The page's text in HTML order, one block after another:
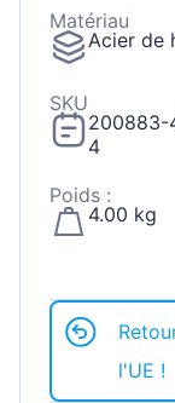
Matériau
Acier de
SKU
4
Poids :
4.00 kg
l'UE !